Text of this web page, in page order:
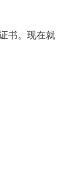
书。现在就